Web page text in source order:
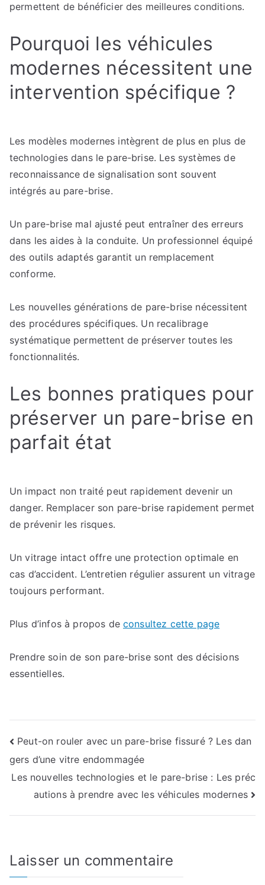
permettent de bénéficier des meilleures conditions.
Pourquoi les véhicules
modernes nécessitent une
intervention spécifique ?
Les modèles modernes intègrent de plus en plus de
technologies dans le pare-brise. Les systèmes de
reconnaissance de signalisation sont souvent
intégrés au pare-brise.
Un pare-brise mal ajusté peut entraîner des erreurs
dans les aides à la conduite. Un professionnel équipé
des outils adaptés garantit un remplacement
conforme.
Les nouvelles générations de pare-brise nécessitent
des procédures spécifiques. Un recalibrage
systématique permettent de préserver toutes les
fonctionnalités.
Les bonnes pratiques pour
préserver un pare-brise en
parfait état
Un impact non traité peut rapidement devenir un
danger. Remplacer son pare-brise rapidement permet
de prévenir les risques.
Un vitrage intact offre une protection optimale en
cas d’accident. L’entretien régulier assurent un vitrage
toujours performant.
Plus d’infos à propos deconsultez cette page
Prendre soin de son pare-brise sont des décisions
essentielles.
Navigation
de
l’article
Peut-on rouler avec un pare-brise fissuré ? Les dan
gers d’une vitre endommagée
Les nouvelles technologies et le pare-brise : Les préc
autions à prendre avec les véhicules modernes
Laisser un commentaire